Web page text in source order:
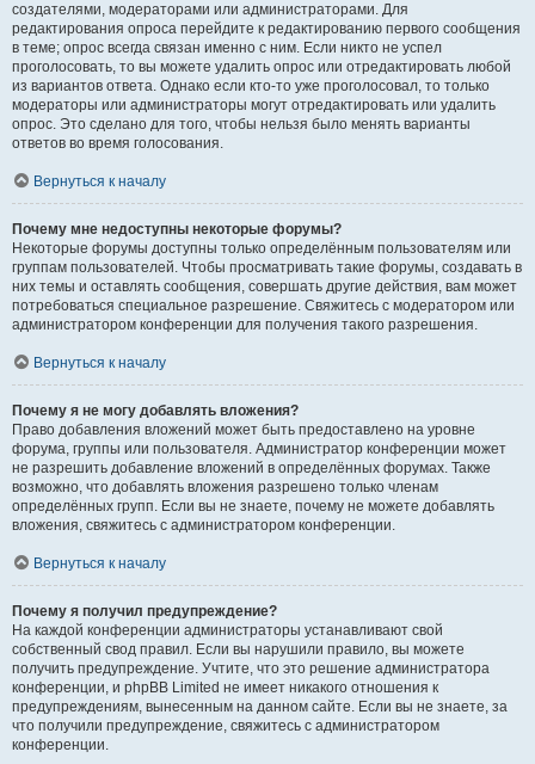
создателями, модераторами или администраторами. Для
редактирования опроса перейдите к редактированию первого сообщения
в теме; опрос всегда связан именно с ним. Если никто не успел
проголосовать, то вы можете удалить опрос или отредактировать любой
из вариантов ответа. Однако если кто-то уже проголосовал, то только
модераторы или администраторы могут отредактировать или удалить
опрос. Это сделано для того, чтобы нельзя было менять варианты
ответов во время голосования.
Вернуться к началу
Почему мне недоступны некоторые форумы?
Некоторые форумы доступны только определённым пользователям или
группам пользователей. Чтобы просматривать такие форумы, создавать в
них темы и оставлять сообщения, совершать другие действия, вам может
потребоваться специальное разрешение. Свяжитесь с модератором или
администратором конференции для получения такого разрешения.
Вернуться к началу
Почему я не могу добавлять вложения?
Право добавления вложений может быть предоставлено на уровне
форума, группы или пользователя. Администратор конференции может
не разрешить добавление вложений в определённых форумах. Также
возможно, что добавлять вложения разрешено только членам
определённых групп. Если вы не знаете, почему не можете добавлять
вложения, свяжитесь с администратором конференции.
Вернуться к началу
Почему я получил предупреждение?
На каждой конференции администраторы устанавливают свой
собственный свод правил. Если вы нарушили правило, вы можете
получить предупреждение. Учтите, что это решение администратора
конференции, и phpBB Limited не имеет никакого отношения к
предупреждениям, вынесенным на данном сайте. Если вы не знаете, за
что получили предупреждение, свяжитесь с администратором
конференции.